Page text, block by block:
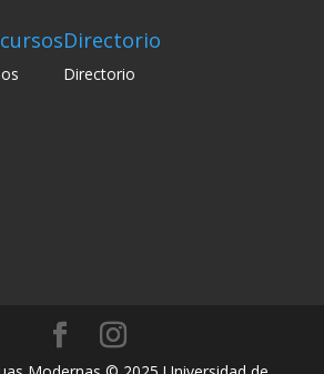
Directorio
Directorio